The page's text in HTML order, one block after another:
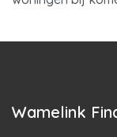
Wamelink